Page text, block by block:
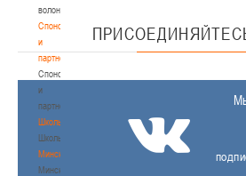
волонтером
Спонсоры
и
партнеры
Спонсоры
и
партнеры
Школы
Школы
Минск
Минск